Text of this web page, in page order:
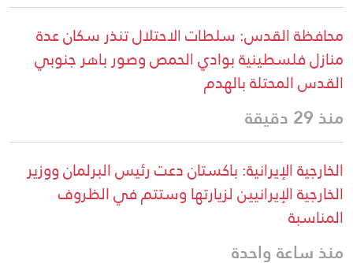
محافظة القدس: سلطات الاحتلال تنذر سكان عدة
منازل فلسطينية بوادي الحمص وصور باهر جنوبي
القدس المحتلة بالهدم
منذ 29 دقيقة
الخارجية الإيرانية: باكستان دعت رئيس البرلمان ووزير
الخارجية الإيرانيين لزيارتها وستتم في الظروف
المناسبة
منذ ساعة واحدة